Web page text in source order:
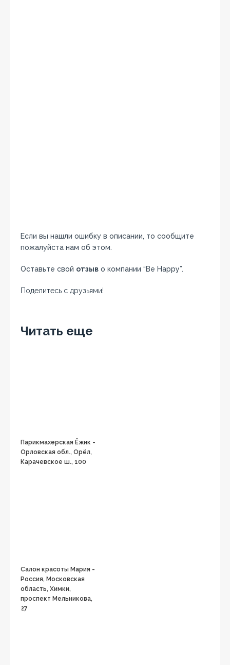
Если вы нашли ошибку в описании, то сообщите
пожалуйста нам об этом.
Оставьте свой отзыв о компании “Be Happy”.
Поделитесь с друзьями!
Читать еще
Парикмахерская Ёжик -
Орловская обл., Орёл,
Карачевское ш., 100
Салон красоты Мария -
Россия, Московская
область, Химки,
проспект Мельникова,
27